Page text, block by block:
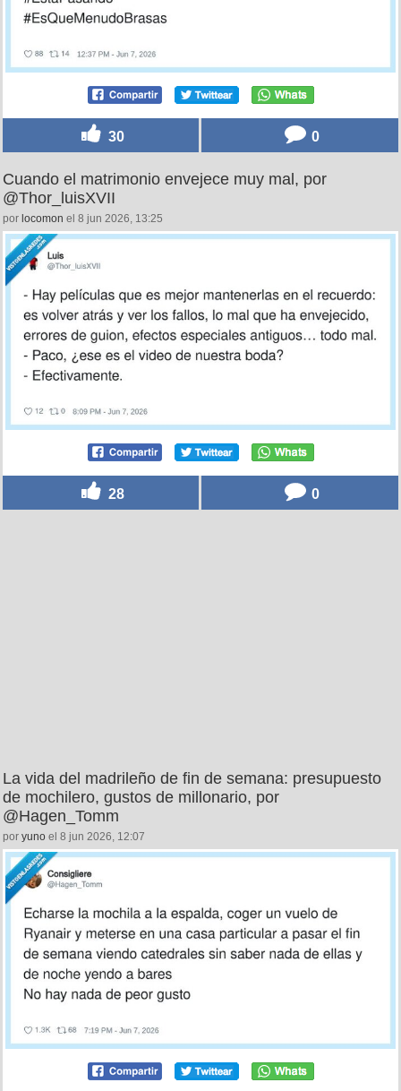
30 0
Cuando el matrimonio envejece muy mal, por
@Thor_luisXVII
por locomon el 8 jun 2026, 13:25
28 0
La vida del madrileño de fin de semana: presupuesto
de mochilero, gustos de millonario, por
@Hagen_Tomm
por yuno el 8 jun 2026, 12:07